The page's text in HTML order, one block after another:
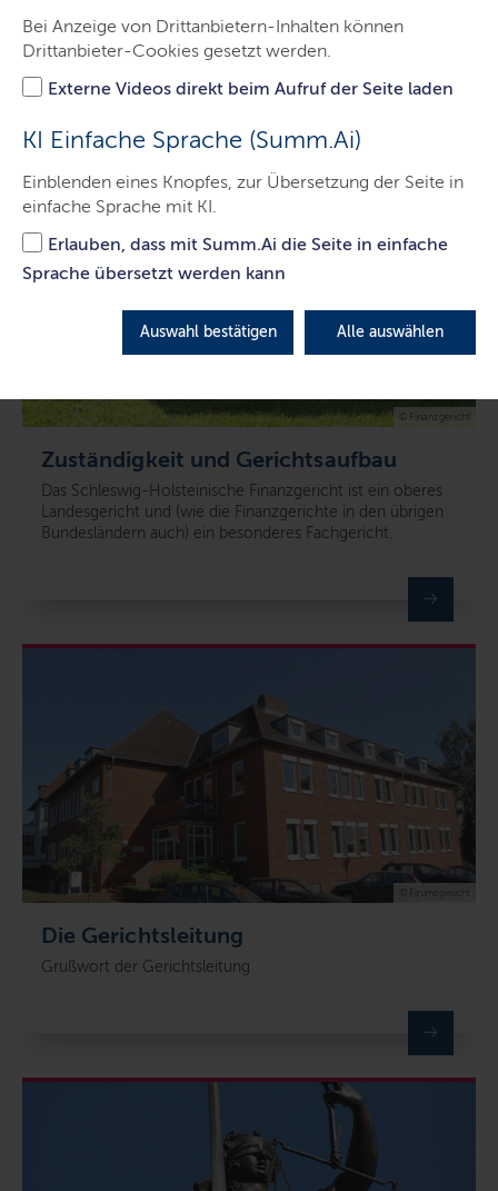
Bei Anzeige von Drittanbietern-Inhalten können
Drittanbieter-Cookies gesetzt werden.
Externe Videos direkt beim Aufruf der Seite laden
KI Einfache Sprache (Summ.Ai)
Einblenden eines Knopfes, zur Übersetzung der Seite in
einfache Sprache mit KI.
Erlauben, dass mit Summ.Ai die Seite in einfache
Sprache übersetzt werden kann
Auswahl bestätigen Alle auswählen
Presse
Zuständigkeit und Gerichtsaufbau
Das Schleswig-Holsteinische Finanzgericht ist ein oberes
Landesgericht und (wie die Finanzgerichte in den übrigen
Bundesländern auch) ein besonderes Fachgericht.
© Finanzgericht
Die Gerichtsleitung
Grußwort der Gerichtsleitung
© Finanzgericht